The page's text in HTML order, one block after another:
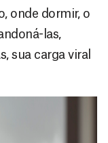
onde dormir, o
las,
sua carga viral